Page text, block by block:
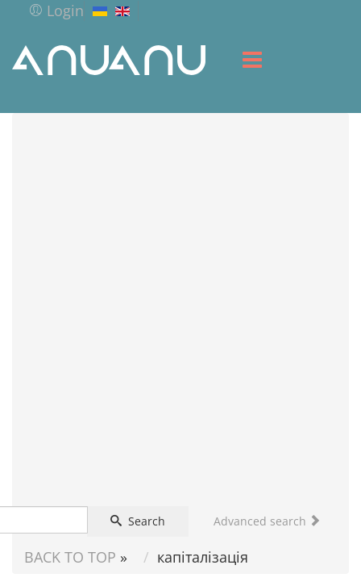
Login
Search Advanced search
BACK TO TOP » капіталізація